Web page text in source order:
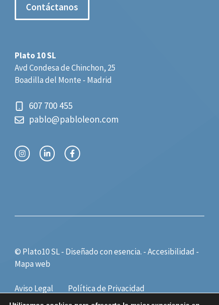
Contáctanos
Plato 10 SL
Avd Condesa de Chinchon, 25
Boadilla del Monte - Madrid
607 700 455
pablo@pabloleon.com
© Plato10 SL - Diseñado conesencia. -Accesibilidad -
Mapa web
Aviso Legal
Política de Privacidad
Política de Cookies